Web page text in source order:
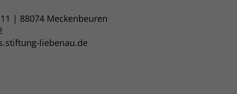
| 88074 Meckenbeuren
liebenau.de